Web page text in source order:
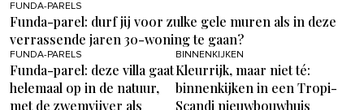
FUNDA-PARELS
Funda-parel: durf jij voor zulke gele muren als in deze
verrassende jaren 30-woning te gaan?
FUNDA-PARELS
Funda-parel: deze villa gaat
helemaal op in de natuur,
met de zwemvijver als
BINNENKIJKEN
Kleurrijk, maar niet té:
binnenkijken in een Tropi-
Scandi nieuwbouwhuis